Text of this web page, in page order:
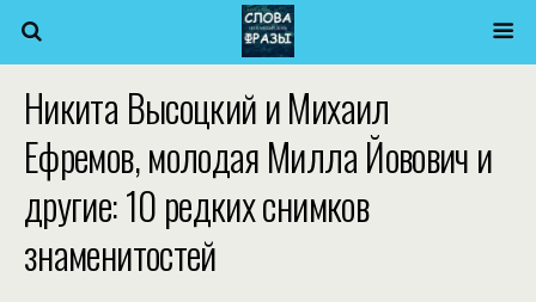
Никита Высоцкий и Михаил
Ефремов, молодая Милла Йовович и
другие: 10 редких снимков
знаменитостей